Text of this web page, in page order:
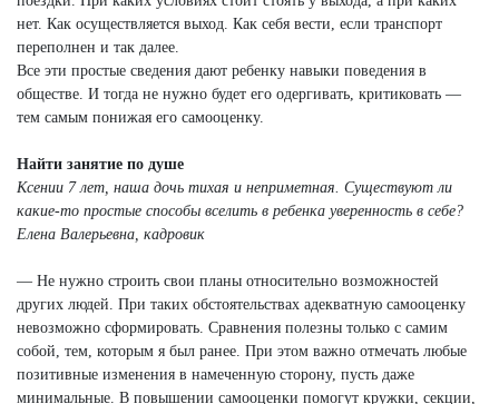
нет. Как осуществляется выход. Как себя вести, если транспорт
переполнен и так далее.
Все эти простые сведения дают ребенку навыки поведения в
обществе. И тогда не нужно будет его одергивать, критиковать —
тем самым понижая его самооценку.
Найти занятие по душе
Ксении 7 лет, наша дочь тихая и неприметная. Существуют ли
какие-то простые способы вселить в ребенка уверенность в себе?
Елена Валерьевна, кадровик
— Не нужно строить свои планы относительно возможностей
других людей. При таких обстоятельствах адекватную самооценку
невозможно сформировать. Сравнения полезны только с самим
собой, тем, которым я был ранее. При этом важно отмечать любые
позитивные изменения в намеченную сторону, пусть даже
минимальные. В повышении самооценки помогут кружки, секции,